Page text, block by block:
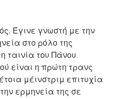
Έγινε γνωστή με την
στο ρόλο της
ταινία του Πάνου
είναι η πρώτη τρανς
μέινστριμ επιτυχία
ερμηνεία της σε